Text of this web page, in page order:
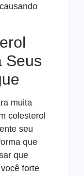
Seus
muita
colesterol
seu
que
que
forte